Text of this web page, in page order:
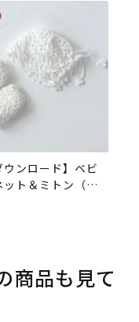
ウンロード】ベビ
ット＆ミトン（レ
商品も見て